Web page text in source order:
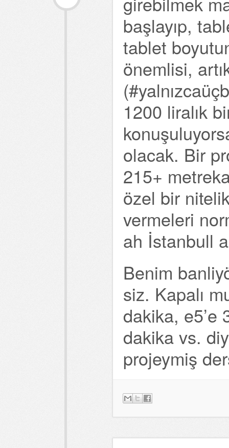
başlayıp,
tablet
önemlisi,
1200 liralık
olacak. Bir
215+
özel bir
vermeleri
ah İstanbull
Benim
siz. Kapalı
dakika, e5’e
dakika vs.
projeymiş